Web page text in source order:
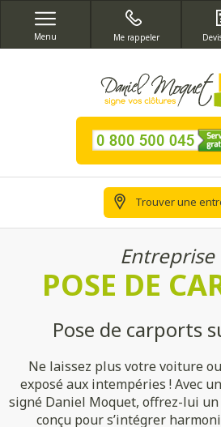
Menu Me rappeler
Trouver une
Entreprise
POSE DE
Pose de carports
Ne laissez plus votre voiture
exposé aux intempéries ! Avec
signé Daniel Moquet, offrez-lui
conçu pour s’intégrer